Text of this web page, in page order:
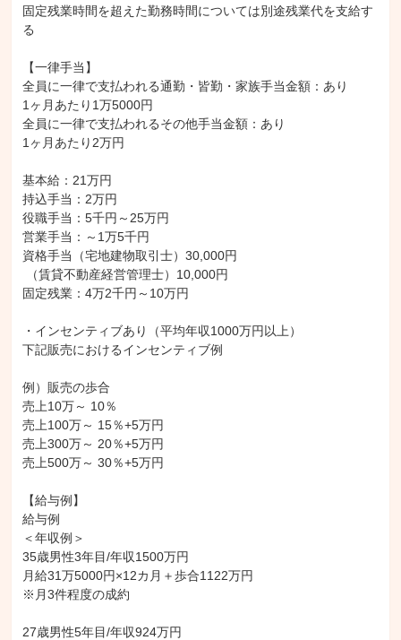
固定残業時間を超えた勤務時間については別途残業代を支給す
る
【一律手当】
全員に一律で支払われる通勤・皆勤・家族手当金額：あり
1ヶ月あたり1万5000円
全員に一律で支払われるその他手当金額：あり
1ヶ月あたり2万円
基本給：21万円
持込手当：2万円
役職手当：5千円～25万円
営業手当：～1万5千円
資格手当（宅地建物取引士）30,000円
固定残業：4万2千円～10万円
・インセンティブあり（平均年収1000万円以上）
下記販売におけるインセンティブ例
例）販売の歩合
売上10万～ 10％
売上100万～ 15％+5万円
売上300万～ 20％+5万円
売上500万～ 30％+5万円
【給与例】
給与例
＜年収例＞
35歳男性3年目/年収1500万円
月給31万5000円×12カ月＋歩合1122万円
※月3件程度の成約
27歳男性5年目/年収924万円